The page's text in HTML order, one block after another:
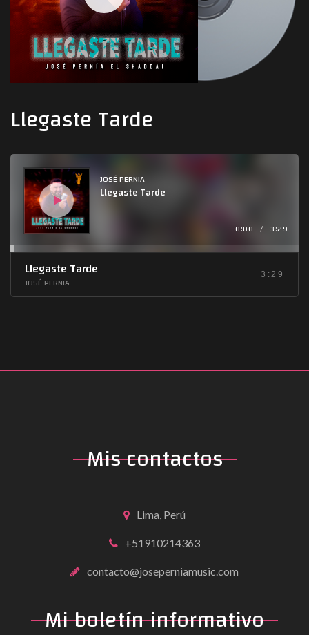
Llegaste Tarde
Audio
Player
JOSÉ PERNIA
Llegaste Tarde
0:00 / 3:29
Llegaste Tarde
JOSÉ PERNIA
3:29
Mis contactos
Lima, Perú
+51910214363
contacto@joseperniamusic.com
Mi boletín informativo